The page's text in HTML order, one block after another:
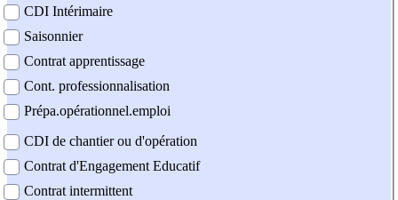
CDI Intérimaire
Saisonnier
Contrat apprentissage
Cont. professionnalisation
Prépa.opérationnel.emploi
CDI de chantier ou d'opération
Contrat d'Engagement Educatif
Contrat intermittent